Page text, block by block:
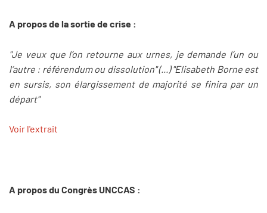
A propos de la sortie de crise :
"Je veux que l’on retourne aux urnes, je demande l’un ou
l’autre : référendum ou dissolution" (...) "Elisabeth Borne est
en sursis, son élargissement de majorité se finira par un
départ"
Voir l'extrait
A propos du Congrès UNCCAS :